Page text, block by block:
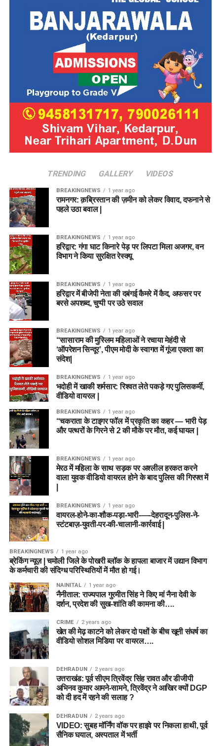
TRENDING GALLERY VIDEOS
BREAKINGNEWS 1 year ago
रामनगर: क़ब्रिस्तान की ज़मीन को लेकर विवाद, दफनाने से
पहले उठा बवाल |
BREAKINGNEWS 1 year ago
हरिद्वार: गंगा घाट किनारे पेड़ पर लिपटा मिला अजगर, वन
विभाग ने किया सुरक्षित रेस्क्यू
BREAKINGNEWS 1 year ago
हरिद्वार में बीजेपी नेता की दबंगई कैमरे में कैद, अफसर पर
बरसे अपशब्द, चुप्पी पर उठे सवाल
BREAKINGNEWS 1 year ago
“सासाराम की मुस्लिम महिलाओं ने रचाया मेहंदी से
‘ऑपरेशन सिन्दूर’, पीएम मोदी के स्वागत में गूंजा एकता का
संदेश|
BREAKINGNEWS 1 year ago
भदोही में खाकी शर्मसार: रिश्वत लेते पकड़े गए पुलिसकर्मी,
वीडियो वायरल |
BREAKINGNEWS 1 year ago
“चकराता के टाइगर फॉल में प्रकृति का कहर — भारी पेड़
और पत्थरों के गिरने से 2 की मौके पर मौत, कई घायल |
BREAKINGNEWS 1 year ago
मेरठ में महिला के साथ सड़क पर अश्लील हरकत करने
वाला युवक वीडियो वायरल होने के बाद पुलिस की गिरफ्त में
BREAKINGNEWS 1 year ago
वायरल-होने-का-शौक-पड़ा-भारी-—-देहरादून-पुलिस-ने-
स्टंटबाज़-युवती-पर-की-चालानी-कार्रवाई |
BREAKINGNEWS 1 year ago
ब्रेकिंग न्यूज़ | चमोली जिले के पोखरी ब्लॉक के हापला बाजार में उद्यान विभाग
के कर्मचारी की संदिग्ध परिस्थितियों में मौत हो गई।
NAINITAL 1 year ago
नैनीताल: राज्यपाल गुरमीत सिंह ने किए मां नैना देवी के
दर्शन, प्रदेश की सुख-शांति की कामना की….
CRIME 2 years ago
खेत की मेढ़ काटने को लेकर दो पक्षों के बीच खूनी संघर्ष का
वीडियो सोशल मिडिया पर वायरल….
DEHRADUN 2 years ago
उत्तराखंड: पूर्व सीएम त्रिवेंद्र सिंह रावत और डीजीपी
अभिनव कुमार आमने-सामने, त्रिवेंद्र ने आखिर क्यों DGP
को दी हद में रहने की सलाह ?
DEHRADUN 2 years ago
VIDEO: सुबह मॉर्निंग वॉक पर हाइवे पर निकला हाथी, पूर्व
सैनिक घयाल, अस्पताल में भर्ती